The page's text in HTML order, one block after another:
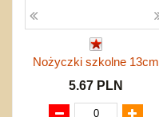
Nożyczki szkolne 13cm
5.67 PLN